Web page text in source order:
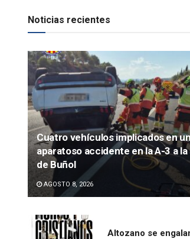
Noticias recientes
Cuatro vehículos implicados en un
aparatoso accidente en la A-3 a
de Buñol
AGOSTO 8, 2026
Altozano se